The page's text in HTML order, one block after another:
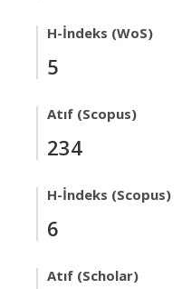
H-İndeks (WoS)
5
Atıf (Scopus)
234
H-İndeks (Scopus)
6
Atıf (Scholar)